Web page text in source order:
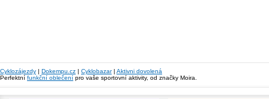
Cyklozájezdy | Dokempu.cz | Cyklobazar| Aktivni dovolená
Perfektní funkční oblečení pro vaše sportovní aktivity, od značky Moira.